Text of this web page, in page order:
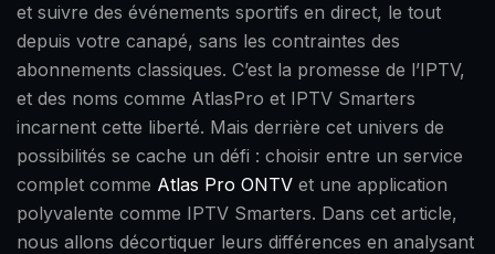
et suivre des événements sportifs en direct, le tout
depuis votre canapé, sans les contraintes des
abonnements classiques. C’est la promesse de l’IPTV,
et des noms comme AtlasPro et IPTV Smarters
incarnent cette liberté. Mais derrière cet univers de
possibilités se cache un défi : choisir entre un service
complet comme Atlas Pro ONTV et une application
polyvalente comme IPTV Smarters. Dans cet article,
nous allons décortiquer leurs différences en analysant